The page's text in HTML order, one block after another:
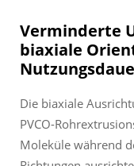
Verminderte
biaxiale
Die biaxiale
PVCO-
Moleküle während